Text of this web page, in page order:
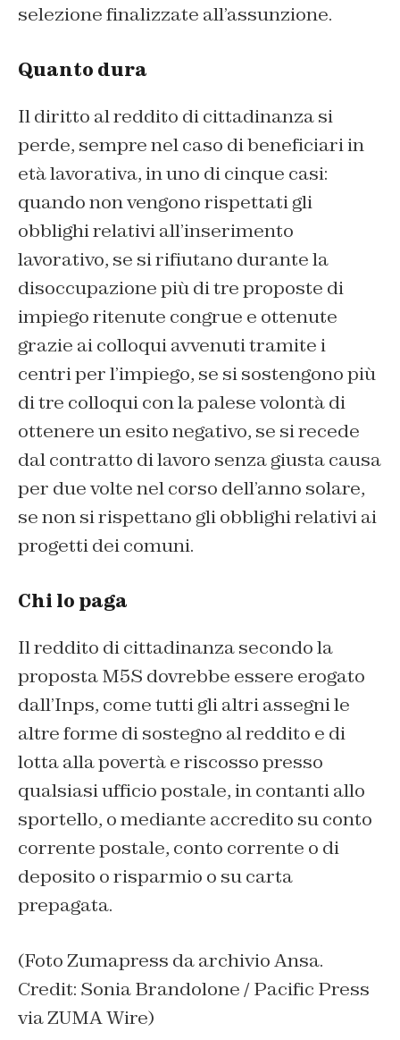
selezione finalizzate all’assunzione.
Quanto dura
Il diritto al reddito di cittadinanza si
perde, sempre nel caso di beneficiari in
età lavorativa, in uno di cinque casi:
quando non vengono rispettati gli
obblighi relativi all’inserimento
lavorativo, se si rifiutano durante la
disoccupazione più di tre proposte di
impiego ritenute congrue e ottenute
grazie ai colloqui avvenuti tramite i
centri per l’impiego, se si sostengono più
di tre colloqui con la palese volontà di
ottenere un esito negativo, se si recede
dal contratto di lavoro senza giusta causa
per due volte nel corso dell’anno solare,
se non si rispettano gli obblighi relativi ai
progetti dei comuni.
Chi lo paga
Il reddito di cittadinanza secondo la
proposta M5S dovrebbe essere erogato
dall’Inps, come tutti gli altri assegni le
altre forme di sostegno al reddito e di
lotta alla povertà e riscosso presso
qualsiasi ufficio postale, in contanti allo
sportello, o mediante accredito su conto
corrente postale, conto corrente o di
deposito o risparmio o su carta
prepagata.
(Foto Zumapress da archivio Ansa.
Credit: Sonia Brandolone / Pacific Press
via ZUMA Wire)